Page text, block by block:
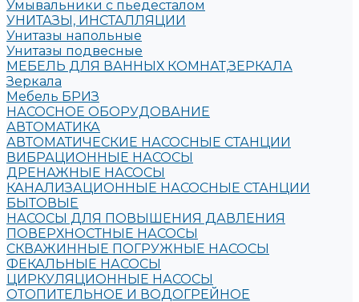
Умывальники с пьедесталом
УНИТАЗЫ, ИНСТАЛЛЯЦИИ
Унитазы напольные
Унитазы подвесные
МЕБЕЛЬ ДЛЯ ВАННЫХ КОМНАТ,ЗЕРКАЛА
Зеркала
Мебель БРИЗ
НАСОСНОЕ ОБОРУДОВАНИЕ
АВТОМАТИКА
АВТОМАТИЧЕСКИЕ НАСОСНЫЕ СТАНЦИИ
ВИБРАЦИОННЫЕ НАСОСЫ
ДРЕНАЖНЫЕ НАСОСЫ
КАНАЛИЗАЦИОННЫЕ НАСОСНЫЕ СТАНЦИИ
БЫТОВЫЕ
НАСОСЫ ДЛЯ ПОВЫШЕНИЯ ДАВЛЕНИЯ
ПОВЕРХНОСТНЫЕ НАСОСЫ
СКВАЖИННЫЕ ПОГРУЖНЫЕ НАСОСЫ
ФЕКАЛЬНЫЕ НАСОСЫ
ЦИРКУЛЯЦИОННЫЕ НАСОСЫ
ОТОПИТЕЛЬНОЕ И ВОДОГРЕЙНОЕ